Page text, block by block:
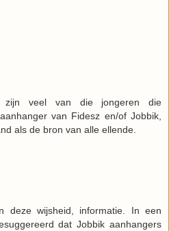
zijn veel van die jongeren die
van Fidesz en/of Jobbik,
als de bron van alle ellende.
deze wijsheid, informatie. In een
dat Jobbik aanhangers